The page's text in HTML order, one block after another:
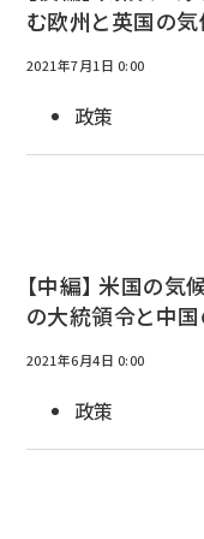
む欧州と英国の
2021年7月1日 0:00
政策
【中編】 米国の
の大統領令と中
2021年6月4日 0:00
政策